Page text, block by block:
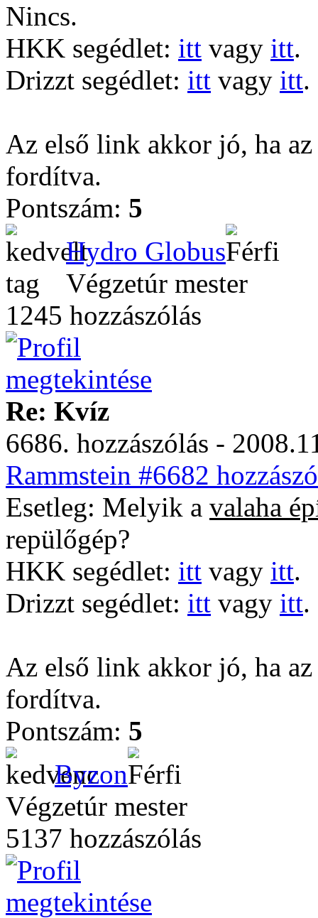
Nincs.
HKK segédlet: itt vagy itt.
Drizzt segédlet: itt vagy itt.
Az első link akkor jó, ha
fordítva.
Pontszám: 5
Hydro Globus
Végzetúr mester
1245 hozzászólás
Re: Kvíz
6686. hozzászólás -
Rammstein #6682
Esetleg: Melyik a valaha
repülőgép?
HKK segédlet: itt vagy itt.
Drizzt segédlet: itt vagy itt.
Az első link akkor jó, ha
fordítva.
Pontszám: 5
Byzon
Végzetúr mester
5137 hozzászólás